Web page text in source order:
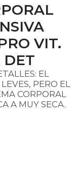
VIT.
EL
PERO EL
CORPORAL
A MUY SECA.